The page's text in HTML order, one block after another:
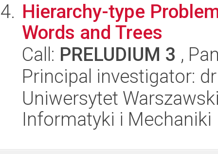
Hierarchy-type
Words and Trees
Call: PRELUDIUM 3 ,
Principal investigator:
Uniwersytet
Informatyki i Mechaniki